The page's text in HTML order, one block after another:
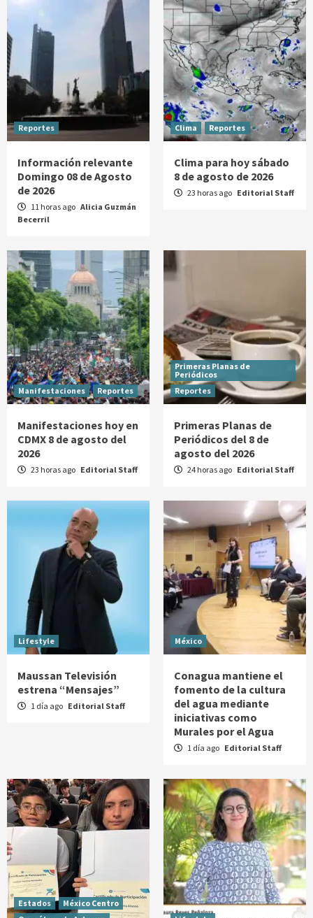
Reportes
Información relevante
Domingo 08 de Agosto
de 2026
11 horas ago Alicia Guzmán
Becerril
Clima Reportes
Clima para hoy sábado
8 de agosto de 2026
23 horas ago Editorial Staff
Manifestaciones Reportes
Manifestaciones hoy en
CDMX 8 de agosto del
2026
23 horas ago Editorial Staff
Primeras Planas de
Periódicos
Reportes
Primeras Planas de
Periódicos del 8 de
agosto del 2026
24 horas ago Editorial Staff
Lifestyle
Maussan Televisión
estrena “Mensajes”
1 día ago Editorial Staff
México
Conagua mantiene el
fomento de la cultura
del agua mediante
iniciativas como
Murales por el Agua
1 día ago Editorial Staff
Estados
México Centro